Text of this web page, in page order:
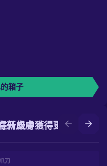
箱子
升級中獲得更好的皮膚
新皮膚
爪刀